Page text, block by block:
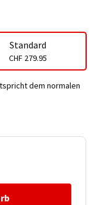
Standard
CHF 279.95
dem normalen